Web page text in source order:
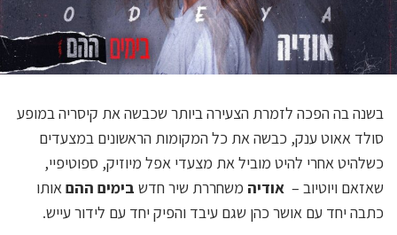
בשנה בה הפכה לזמרת הצעירה ביותר שכבשה את קיסריה במופע
סולד אאוט ענק, כבשה את כל המקומות הראשונים במצעדים
כשלהיט אחרי להיט מוביל את מצעדי אפל מיוזיק, ספוטיפיי,
שאזאם ויוטיוב – אודיה משחררת שיר חדש בימים ההםאותו
כתבה יחד עם אושר כהן שגם עיבד והפיק יחד עם לידור עייש.